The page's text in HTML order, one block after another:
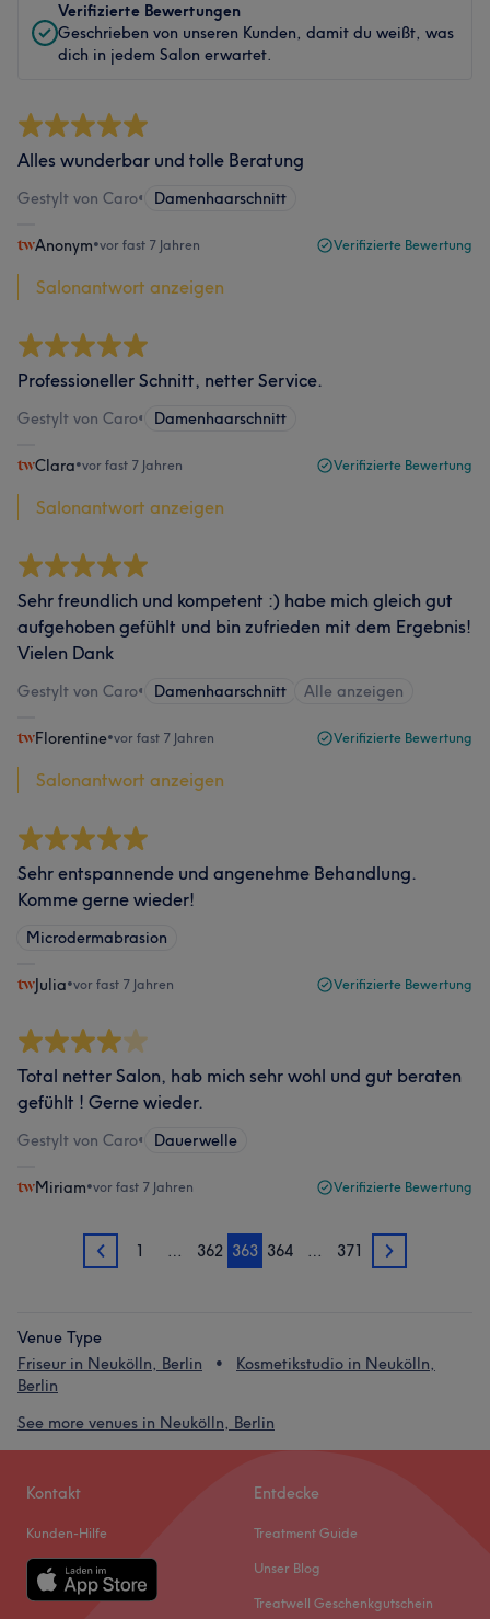
Verifizierte Bewertungen
Geschrieben von unseren Kunden, damit du weißt, was
dich in jedem Salon erwartet.
Alles wunderbar und tolle Beratung
Gestylt von Caro• Damenhaarschnitt
Anonym•vor fast 7 Jahren Verifizierte Bewertung
Salonantwort anzeigen
Professioneller Schnitt, netter Service.
Gestylt von Caro• Damenhaarschnitt
Clara•vor fast 7 Jahren Verifizierte Bewertung
Salonantwort anzeigen
Sehr freundlich und kompetent :) habe mich gleich gut
aufgehoben gefühlt und bin zufrieden mit dem Ergebnis!
Vielen Dank
Gestylt von Caro• Damenhaarschnitt Alle anzeigen
Florentine•vor fast 7 Jahren Verifizierte Bewertung
Salonantwort anzeigen
Sehr entspannende und angenehme Behandlung.
Komme gerne wieder!
Microdermabrasion
Julia•vor fast 7 Jahren Verifizierte Bewertung
Total netter Salon, hab mich sehr wohl und gut beraten
gefühlt ! Gerne wieder.
Gestylt von Caro• Dauerwelle
Miriam•vor fast 7 Jahren Verifizierte Bewertung
362 1 … 362 363 364 … 371 364
Venue Type
Friseur in Neukölln, Berlin
Kosmetikstudio in Neukölln,
Berlin
See more venues in Neukölln, Berlin
Kontakt
Kunden-Hilfe
Entdecke
Treatment Guide
Unser Blog
Treatwell Geschenkgutschein